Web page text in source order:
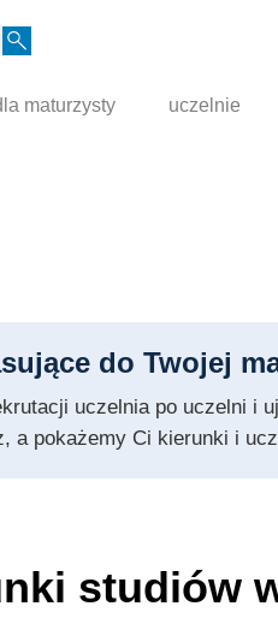
maturzysty uczelnie
do Twojej
uczelnia po uczelni i
a pokażemy Ci kierunki i
studiów